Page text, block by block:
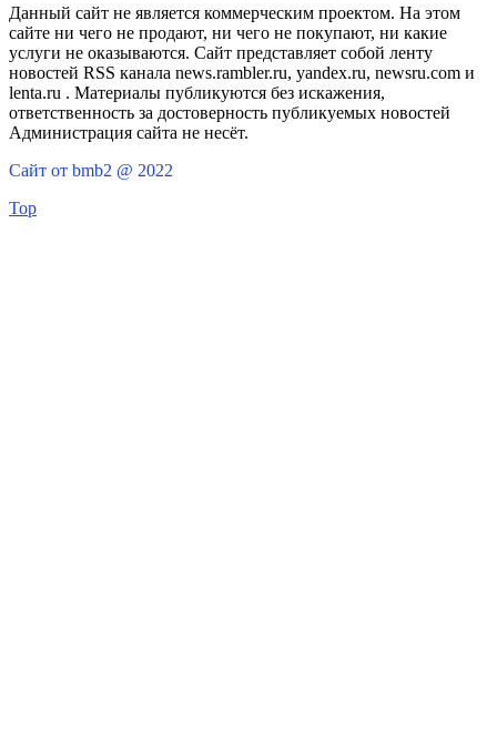
Данный сайт не является коммерческим проектом. На этом
сайте ни чего не продают, ни чего не покупают, ни какие
услуги не оказываются. Сайт представляет собой ленту
новостей RSS канала news.rambler.ru, yandex.ru, newsru.com и
lenta.ru . Материалы публикуются без искажения,
ответственность за достоверность публикуемых новостей
Администрация сайта не несёт.
Сайт от bmb2 @ 2022
Top